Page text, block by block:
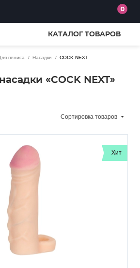
0
КАТАЛОГ ТОВАРОВ
пениса Насадки COCK NEXT
«COCK NEXT»
Сортировка товаров
Хит